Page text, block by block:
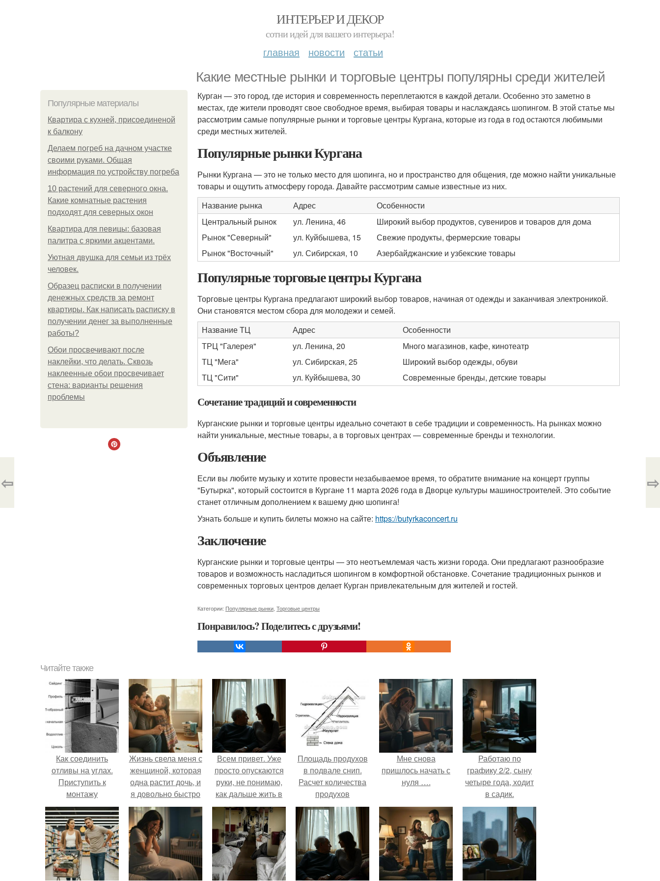
ИНТЕРЬЕР И ДЕКОР
сотни идей для вашего интерьера!
главная новости статьи
Какие местные рынки и торговые центры популярны среди жителей
Популярные материалы
Квартира с кухней, присоединеной
к балкону
Делаем погреб на дачном участке
своими руками. Общая
информация по устройству погреба
10 растений для северного окна.
Какие комнатные растения
подходят для северных окон
Квартира для певицы: базовая
палитра с яркими акцентами.
Уютная двушка для семьи из трёх
человек.
Образец расписки в получении
денежных средств за ремонт
квартиры. Как написать расписку в
получении денег за выполненные
работы?
Обои просвечивают после
наклейки, что делать. Сквозь
наклеенные обои просвечивает
стена: варианты решения
проблемы
Курган — это город, где история и современность переплетаются в каждой детали. Особенно это заметно в
местах, где жители проводят свое свободное время, выбирая товары и наслаждаясь шопингом. В этой статье мы
рассмотрим самые популярные рынки и торговые центры Кургана, которые из года в год остаются любимыми
среди местных жителей.
Популярные рынки Кургана
Рынки Кургана — это не только место для шопинга, но и пространство для общения, где можно найти уникальные
товары и ощутить атмосферу города. Давайте рассмотрим самые известные из них.
Название рынка
Адрес
Особенности
Центральный рынок
ул. Ленина, 46
Широкий выбор продуктов, сувениров и товаров для дома
Рынок "Северный"
ул. Куйбышева, 15
Свежие продукты, фермерские товары
Рынок "Восточный"
ул. Сибирская, 10 Азербайджанские и узбекские товары
Популярные торговые центры Кургана
Торговые центры Кургана предлагают широкий выбор товаров, начиная от одежды и заканчивая электроникой.
Они становятся местом сбора для молодежи и семей.
Название ТЦ
Адрес
Особенности
ТРЦ "Галерея"
ул. Ленина, 20
Много магазинов, кафе, кинотеатр
ТЦ "Мега"
ул. Сибирская, 25
Широкий выбор одежды, обуви
ТЦ "Сити"
ул. Куйбышева, 30 Современные бренды, детские товары
Сочетание традиций и современности
Курганские рынки и торговые центры идеально сочетают в себе традиции и современность. На рынках можно
найти уникальные, местные товары, а в торговых центрах — современные бренды и технологии.
Объявление
Если вы любите музыку и хотите провести незабываемое время, то обратите внимание на концерт группы
"Бутырка", который состоится в Кургане 11 марта 2026 года в Дворце культуры машиностроителей. Это событие
станет отличным дополнением к вашему дню шопинга!
Узнать больше и купить билеты можно на сайте: https://butyrkaconcert.ru
Заключение
Курганские рынки и торговые центры — это неотъемлемая часть жизни города. Они предлагают разнообразие
товаров и возможность насладиться шопингом в комфортной обстановке. Сочетание традиционных рынков и
современных торговых центров делает Курган привлекательным для жителей и гостей.
Категории: Популярные рынки Торговые центры
Понравилось? Поделитесь с друзьями!
⇦ ⇨
Читайте также
Как соединить
отливы на углах.
Приступить к
монтажу
Жизнь свела меня с
женщиной, которая
одна растит дочь, и
я довольно быстро
привязался к ним
обеим.
Всем привет. Уже
просто опускаются
руки, не понимаю,
как дальше жить в
этой ситуации.
Площадь продухов
в подвале снип.
Расчет количества
продухов
Мне снова
пришлось начать с
нуля ….
Работаю по
графику 2/2, сыну
четыре года, ходит
в садик.